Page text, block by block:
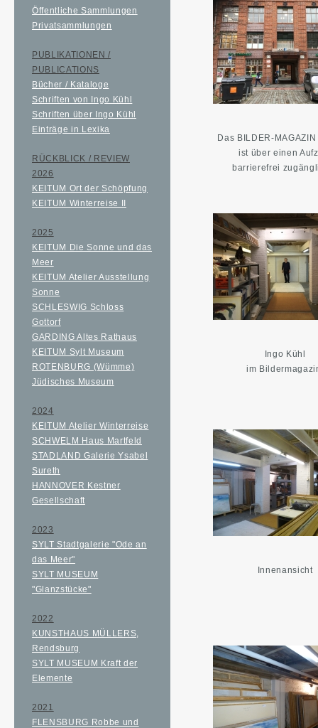
Öffentliche Sammlungen
Privatsammlungen
PUBLIKATIONEN /
PUBLICATIONS
Bücher / Kataloge
Schriften von Ingo Kühl
Schriften über Ingo Kühl
Einträge in Lexika
RÜCKBLICK / REVIEW
2026
KEITUM Ort der Schöpfung
KEITUM Winterreise II
2025
KEITUM Die Sonne und das
Meer
KEITUM Atelier Ausstellung
Sonne
SCHLESWIG Schloss
Gottorf
GARDING Altes Rathaus
KEITUM Sylt Museum
ROTENBURG (Wümme)
Jüdisches Museum
2024
KEITUM Atelier Winterreise
SCHWELM Haus Martfeld
STADLAND Galerie Ysabel
Sureth
HANNOVER Kestner
Gesellschaft
2023
SYLT Stadtgalerie "Ode an
das Meer"
SYLT MUSEUM
"Glanzstücke"
2022
KUNSTHAUS MÜLLERS,
Rendsburg
SYLT MUSEUM Kraft der
Elemente
2021
FLENSBURG Robbe und
Das BILDER-
ist über einen
barrierefrei
Ingo Kühl
im
Innenansicht